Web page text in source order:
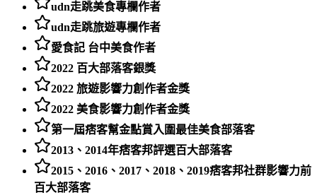
udn走跳美食專欄作者
udn走跳旅遊專欄作者
愛食記 台中美食作者
2022 百大部落客銀獎
2022 旅遊影響力創作者金獎
2022 美食影響力創作者金獎
第一屆痞客幫金點賞入圍最佳美食部落客
2013、2014年痞客邦評選百大部落客
2015、2016、2017、2018、2019痞客邦社群影響力前
百大部落客